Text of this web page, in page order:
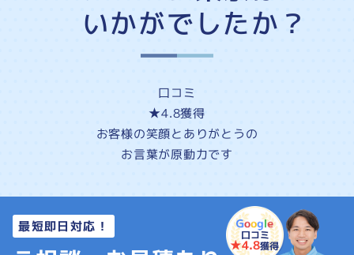
いかがでしたか？
口コミ
★4.8獲得
お客様の笑顔とありがとうの
お言葉が原動力です
最短即日対応！
口コミ
★4.8獲得